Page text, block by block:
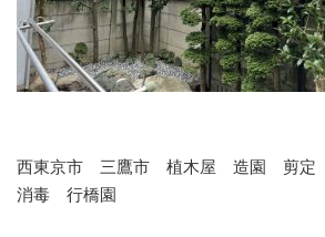
西東京市 三鷹市 植木屋 造園 剪
消毒 行橋園